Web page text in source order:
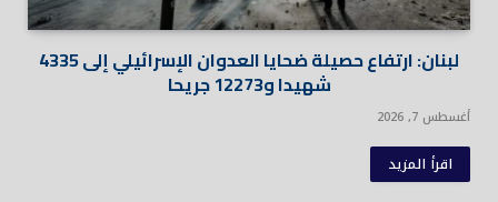
لبنان: ارتفاع حصيلة ضحايا العدوان الإسرائيلي إلى 4335
شهيدا و12273 جريحا
أغسطس 7, 2026
اقرأ المزيد